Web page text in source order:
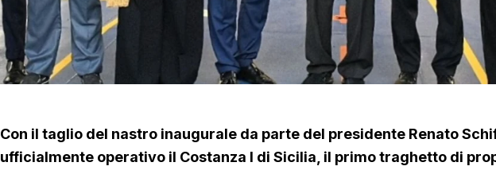
Con il taglio del nastro inaugurale da parte del presidente Renato
ufficialmente operativo il Costanza I di Sicilia, il primo traghetto di